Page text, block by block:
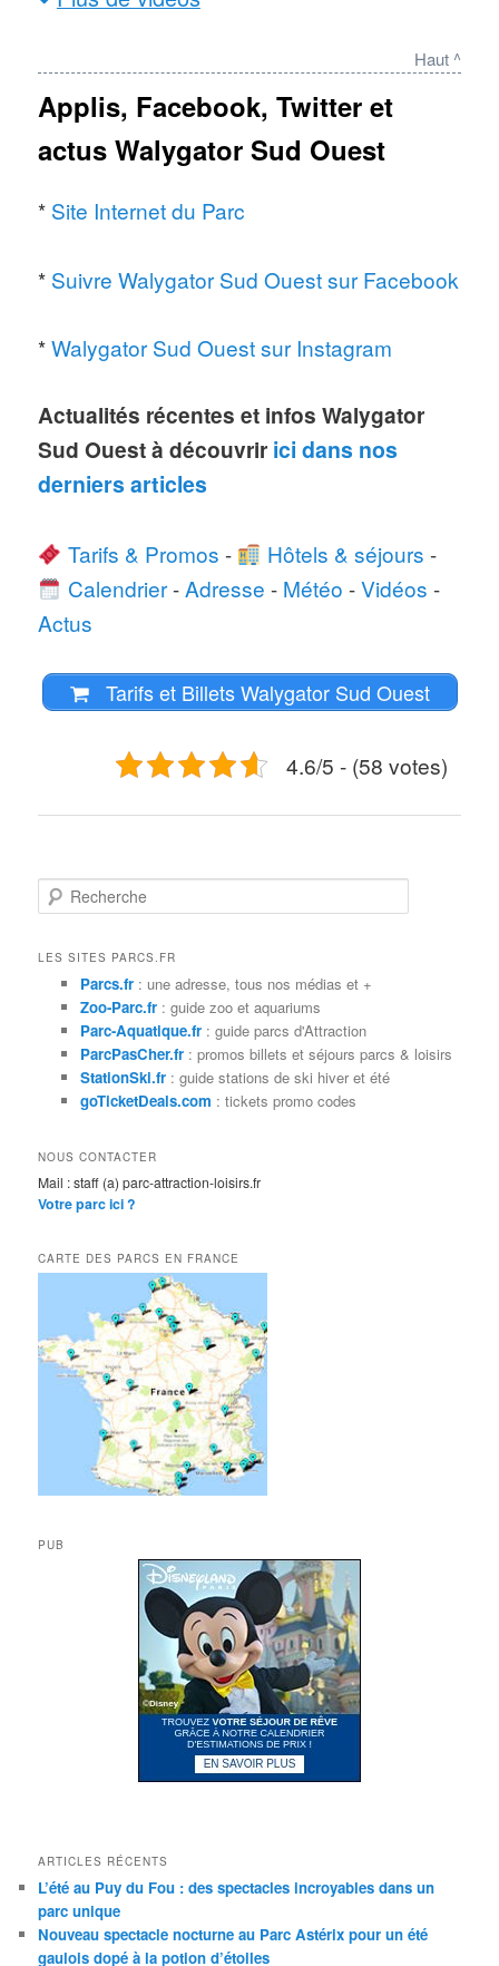
Haut ^
Applis, Facebook, Twitter et
actus Walygator Sud Ouest
* Site Internet du Parc
* Suivre Walygator Sud Ouest sur Facebook
*Walygator Sud Ouest sur Instagram
Actualités récentes et infos Walygator
Sud Ouest à découvrir ici dans nos
derniers articles
Tarifs & Promos - Hôtels & séjours -
Calendrier-Adresse - Météo -Vidéos -
Actus
Tarifs et Billets Walygator Sud Ouest
4.6/5 - (58 votes)
e
h
LES SITES PARCS.FR
Parcs.fr: une adresse, tous nos médias et +
Zoo-Parc.fr: guide zoo et aquariums
Parc-Aquatique.fr: guide parcs d'Attraction
ParcPasCher.fr: promos billets et séjours parcs & loisirs
StationSki.fr: guide stations de ski hiver et été
goTicketDeals.com : tickets promo codes
NOUS CONTACTER
Mail : staff (a) parc-attraction-loisirs.fr
Votre parc ici ?
CARTE DES PARCS EN FRANCE
PUB
ARTICLES RÉCENTS
L’été au Puy du Fou : des spectacles incroyables dans un
parc unique
Nouveau spectacle nocturne au Parc Astérix pour un été
gaulois dopé à la potion d’étoiles